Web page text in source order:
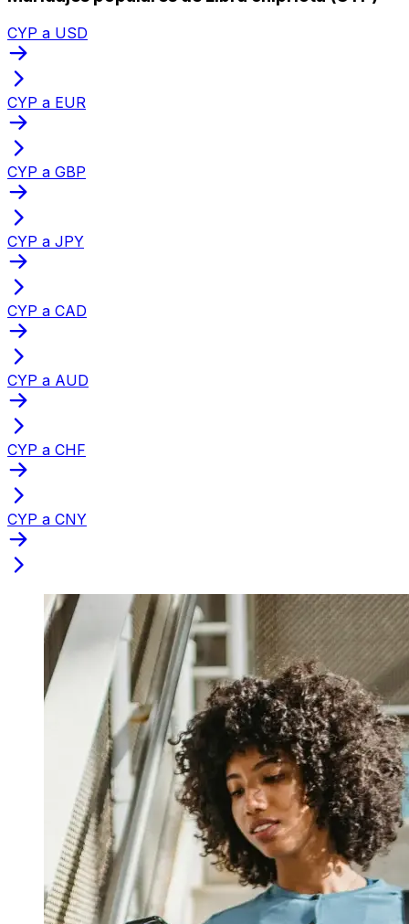
CYP a USD
CYP a EUR
CYP a GBP
CYP a JPY
CYP a CAD
CYP a AUD
CYP a CHF
CYP a CNY